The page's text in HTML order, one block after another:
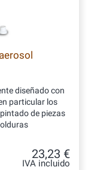
diseñado con
particular los
de piezas
23,23 €
IVA incluido